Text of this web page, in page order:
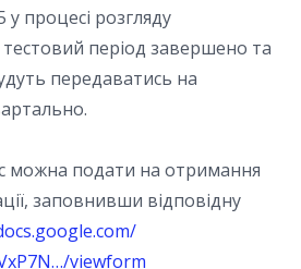
у процесі розгляду
період завершено та
передаватись на
можна подати на отримання
заповнивши відповідну
viewform